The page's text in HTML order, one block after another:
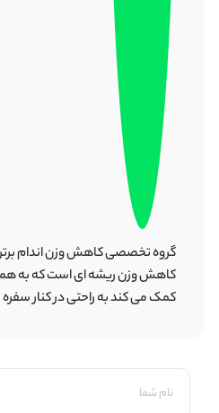
گروه تخصصی کاهش وزن اندام
کاهش وزن ریشه ای است که به
کمک می کند به راحتی در کنار